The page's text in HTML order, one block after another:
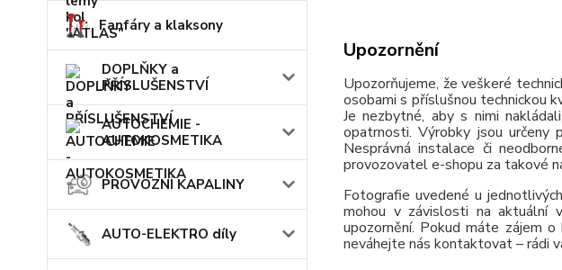
Fanfáry a klaksony
DOPLŇKY a
PŘÍSLUŠENSTVÍ
AUTOCHEMIE -
AUTOKOSMETIKA
PROVOZNÍ KAPALINY
AUTO-ELEKTRO díly
Upozornění
Upozorňujeme, že veškeré
osobami s příslušnou technickou
Je nezbytné, aby s nimi
opatrnosti. Výrobky jsou
Nesprávná instalace či
provozovatel e-shopu za takové
Fotografie uvedené u
mohou v závislosti na aktuální
upozornění. Pokud máte zájem
neváhejte nás kontaktovat – rádi